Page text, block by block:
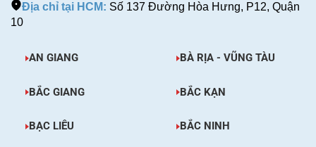
Địa chỉ tại HCM: Số 137 Đường Hòa Hưng, P12, Quận
10
AN GIANG BÀ RỊA - VŨNG TÀU
BẮC GIANG BẮC KẠN
BẠC LIÊU BẮC NINH